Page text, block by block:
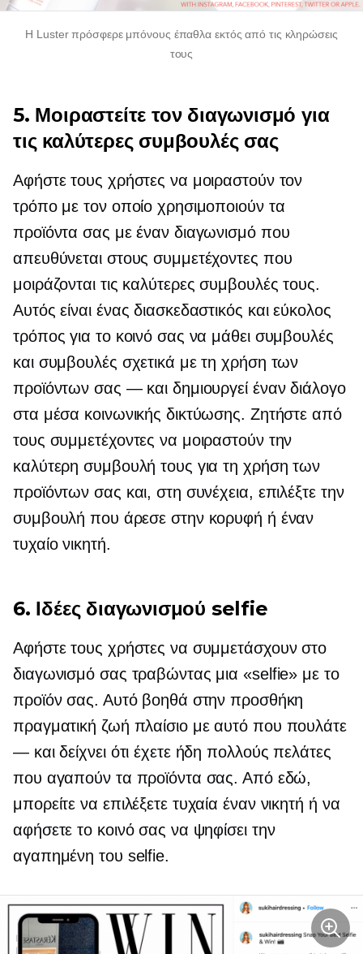
Η Luster πρόσφερε μπόνους έπαθλα εκτός από τις κληρώσεις
τους
5. Μοιραστείτε τον διαγωνισμό για
τις καλύτερες συμβουλές σας
Αφήστε τους χρήστες να μοιραστούν τον
τρόπο με τον οποίο χρησιμοποιούν τα
προϊόντα σας με έναν διαγωνισμό που
απευθύνεται στους συμμετέχοντες που
μοιράζονται τις καλύτερες συμβουλές τους.
Αυτός είναι ένας διασκεδαστικός και εύκολος
τρόπος για το κοινό σας να μάθει συμβουλές
και συμβουλές σχετικά με τη χρήση των
προϊόντων σας — και δημιουργεί έναν διάλογο
στα μέσα κοινωνικής δικτύωσης. Ζητήστε από
τους συμμετέχοντες να μοιραστούν την
καλύτερη συμβουλή τους για τη χρήση των
προϊόντων σας και, στη συνέχεια, επιλέξτε την
συμβουλή που άρεσε στην κορυφή ή έναν
τυχαίο νικητή.
6. Ιδέες διαγωνισμού selfie
Αφήστε τους χρήστες να συμμετάσχουν στο
διαγωνισμό σας τραβώντας μια «selfie» με το
προϊόν σας. Αυτό βοηθά στην προσθήκη
πραγματική ζωή πλαίσιο με αυτό που πουλάτε
— και δείχνει ότι έχετε ήδη πολλούς πελάτες
που αγαπούν τα προϊόντα σας. Από εδώ,
μπορείτε να επιλέξετε τυχαία έναν νικητή ή να
αφήσετε το κοινό σας να ψηφίσει την
αγαπημένη του selfie.